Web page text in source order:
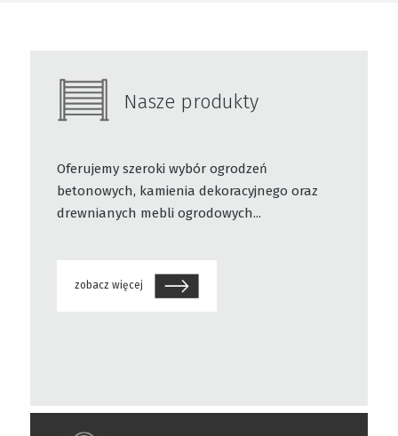
Nasze produkty
Oferujemy szeroki wybór ogrodzeń
betonowych, kamienia dekoracyjnego oraz
drewnianych mebli ogrodowych...
zobacz więcej